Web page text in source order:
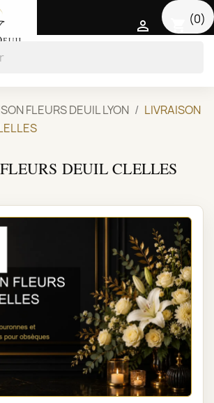
(0)

FLEURS DEUIL LYON
LIVRAISON
DEUIL CLELLES